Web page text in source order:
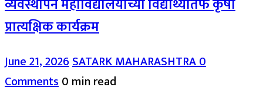
व्यवस्थापन महाविद्यालयाच्या विद्यार्थ्यांतर्फे कृषी
प्रात्यक्षिक कार्यक्रम
June 21, 2026SATARK MAHARASHTRA0
Comments0 min read